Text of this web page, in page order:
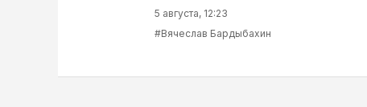
5 августа, 12:23
#Вячеслав Бардыбахин